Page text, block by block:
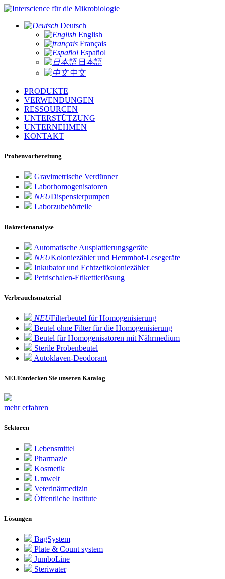
für die Mikrobiologie
Deutsch
English
Français
Español
日本語
中文
PRODUKTE
VERWENDUNGEN
RESSOURCEN
UNTERSTÜTZUNG
UNTERNEHMEN
KONTAKT
Probenvorbereitung
Gravimetrische Verdünner
Laborhomogenisatoren
NEUDispensierpumpen
Laborzubehörteile
Bakterienanalyse
Automatische Ausplattierungsgeräte
NEUKoloniezähler und Hemmhof-Lesegeräte
Inkubator und Echtzeitkoloniezähler
Petrischalen-Etikettierlösung
Verbrauchsmaterial
NEUFilterbeutel für Homogenisierung
Beutel ohne Filter für die Homogenisierung
Beutel für Homogenisatoren mit Nährmedium
Sterile Probenbeutel
Autoklaven-Deodorant
NEUEntdecken Sie unseren Katalog
mehr erfahren
Sektoren
Lebensmittel
Pharmazie
Kosmetik
Umwelt
Veterinärmedizin
Öffentliche Institute
Lösungen
BagSystem
Plate & Count system
JumboLine
Steriwater